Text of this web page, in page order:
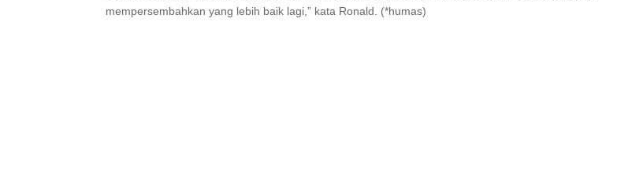
mempersembahkan yang lebih baik lagi,” kata Ronald. (*humas)